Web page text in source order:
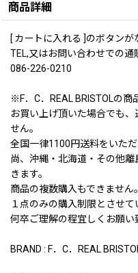
商品詳細
[ カートに入れる ]のボタンが
TEL,又はお問い合わせでの通
086-226-0210
※F．C．REAL BRISTOLの
お買い上げ頂いた場合でも
せん。
全国一律1100円送料をいただ
尚、沖縄・北海道・その他
きます。
商品の複数購入もできません。
１点のみの購入制限とさせて
何卒ご理解の程宜しくお願い
BRAND : F．C．REAL